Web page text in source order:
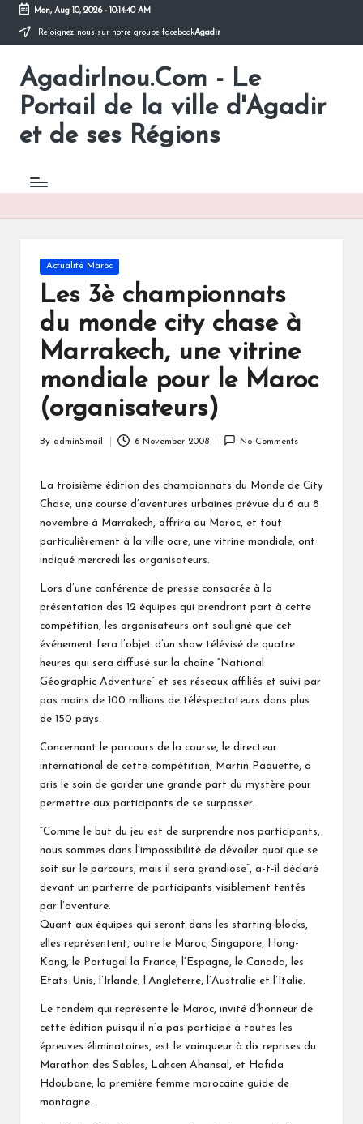
Skip
content
Mon, Aug 10, 2026- 10:14:40 AM
Rejoignez nous sur notre groupe facebookAgadir
AgadirInou.Com - Le
Portail de la ville d'Agadir
et de ses Régions
Toute
l'actualité
ville
en
un
Posted
in
Actualité Maroc
Les 3è championnats
du monde city chase à
Marrakech, une vitrine
mondiale pour le Maroc
(organisateurs)
By adminSmail 6 November 2008 No Comments
La troisième édition des championnats du Monde de City
Chase, une course d’aventures urbaines prévue du 6 au 8
novembre à Marrakech, offrira au Maroc, et tout
particulièrement à la ville ocre, une vitrine mondiale, ont
indiqué mercredi les organisateurs.
Lors d’une conférence de presse consacrée à la
présentation des 12 équipes qui prendront part à cette
compétition, les organisateurs ont souligné que cet
événement fera l’objet d’un show télévisé de quatre
heures qui sera diffusé sur la chaîne “National
Géographic Adventure” et ses réseaux affiliés et suivi par
pas moins de 100 millions de téléspectateurs dans plus
de 150 pays.
Concernant le parcours de la course, le directeur
international de cette compétition, Martin Paquette, a
pris le soin de garder une grande part du mystère pour
permettre aux participants de se surpasser.
“Comme le but du jeu est de surprendre nos participants,
nous sommes dans l’impossibilité de dévoiler quoi que se
soit sur le parcours, mais il sera grandiose”, a-t-il déclaré
devant un parterre de participants visiblement tentés
par l’aventure.
Quant aux équipes qui seront dans les starting-blocks,
elles représentent, outre le Maroc, Singapore, Hong-
Kong, le Portugal la France, l’Espagne, le Canada, les
Etats-Unis, l’Irlande, l’Angleterre, l’Australie et l’Italie.
Le tandem qui représente le Maroc, invité d’honneur de
cette édition puisqu’il n’a pas participé à toutes les
épreuves éliminatoires, est le vainqueur à dix reprises du
Marathon des Sables, Lahcen Ahansal, et Hafida
Hdoubane, la première femme marocaine guide de
montagne.